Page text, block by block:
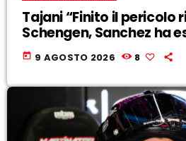
Tajani “Finito il pericolo
Schengen, Sanchez ha
today 9 AGOSTO 2026 8